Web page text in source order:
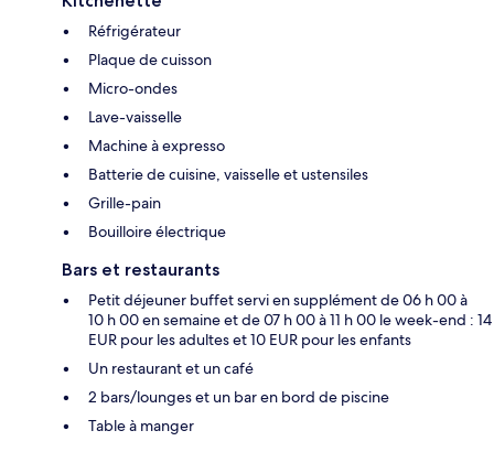
Réfrigérateur
Plaque de cuisson
Micro-ondes
Lave-vaisselle
Machine à expresso
Batterie de cuisine, vaisselle et ustensiles
Grille-pain
Bouilloire électrique
Bars et restaurants
Petit déjeuner buffet servi en supplément de 06 h 00 à
10 h 00 en semaine et de 07 h 00 à 11 h 00 le week-end : 14
EUR pour les adultes et 10 EUR pour les enfants
Un restaurant et un café
2 bars/lounges et un bar en bord de piscine
Table à manger